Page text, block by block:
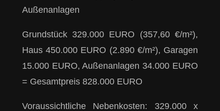
Außenanlagen
Grundstück 329.000 EURO (357,60 €/m²),
Haus 450.000 EURO (2.890 €/m²), Garagen
15.000 EURO, Außenanlagen 34.000 EURO
= Gesamtpreis 828.000 EURO
Voraussichtliche Nebenkosten: 329.000 x